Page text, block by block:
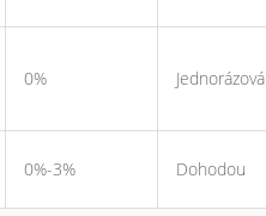
0% Jednorázová
0%-3% Dohodou